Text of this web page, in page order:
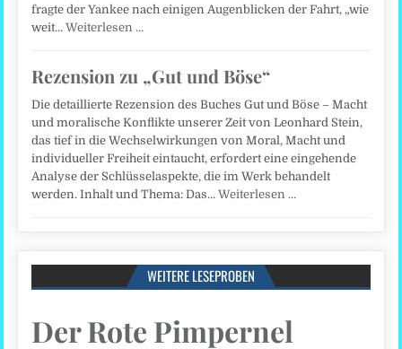
fragte der Yankee nach einigen Augenblicken der Fahrt, „wie
weit…Weiterlesen …
Rezension zu „Gut und Böse“
Die detaillierte Rezension des Buches Gut und Böse – Macht
und moralische Konflikte unserer Zeit von Leonhard Stein,
das tief in die Wechselwirkungen von Moral, Macht und
individueller Freiheit eintaucht, erfordert eine eingehende
Analyse der Schlüsselaspekte, die im Werk behandelt
werden. Inhalt und Thema: Das…Weiterlesen …
WEITERE LESEPROBEN
Der Rote Pimpernel